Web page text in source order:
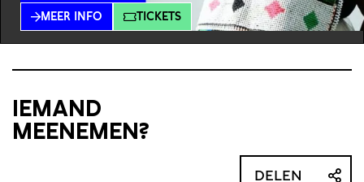
Performance Unbreakable Delve into the
connections between Africa and its diaspora,
art historian Christl Wolfram as
MEER INFO TICKETS
IEMAND
MEENEMEN?
DELEN